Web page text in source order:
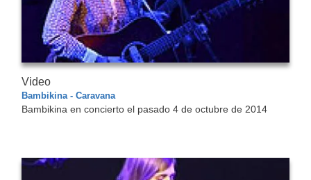
Video
Bambikina - Caravana
Bambikina en concierto el pasado 4 de octubre de 2014